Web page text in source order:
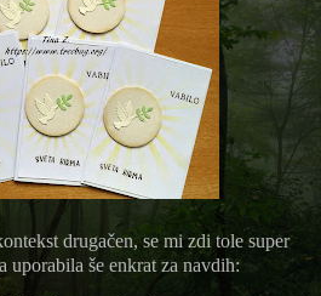
drugačen, se mi zdi tole super
uporabila še enkrat za navdih: